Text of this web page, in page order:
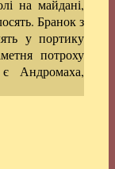
на майдані,
Бранок з
у портику
потроху
Андромаха,